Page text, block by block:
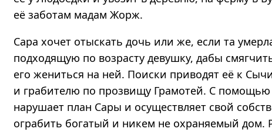
её заботам мадам Жорж.
Сара хочет отыскать дочь или же, если та
подходящую по возрасту девушку, дабы
его жениться на ней. Поиски приводят её к
и грабителю по прозвищу Грамотей. С
нарушает план Сары и осуществляет свой
ограбить богатый и никем не охраняемый дом.